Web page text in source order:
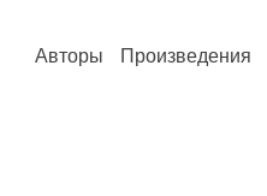
Авторы Произведения